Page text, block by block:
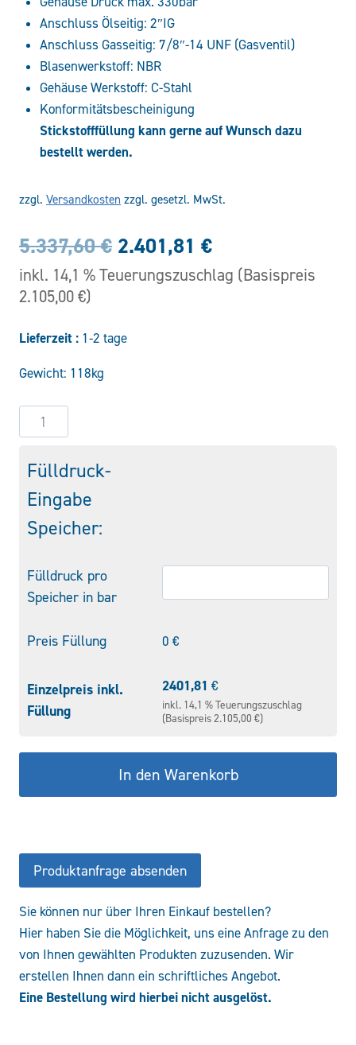
Anschluss Ölseitig: 2″IG
Anschluss Gasseitig: 7/8″-14 UNF (Gasventil)
Blasenwerkstoff: NBR
Gehäuse Werkstoff: C-Stahl
Konformitätsbescheinigung
Stickstofffüllung kann gerne auf Wunsch dazu
bestellt werden.
zzgl. Versandkosten zzgl. gesetzl. MwSt.
5.337,60€ Ursprünglicher
Preis
5.337,60 €
2.401,81 €Aktueller
Preis
inkl. 14,1 % Teuerungszuschlag (Basispreis
2.105,00 €)
Lieferzeit : 1-2 tage
Gewicht: 118kg
Blasenspeicher
SB330-
330A
Menge
Fülldruck-
Eingabe
Speicher:
Fülldruck pro
Speicher in bar
Preis Füllung 0 €
Einzelpreis inkl.
Füllung
2401,81 €
inkl. 14,1 % Teuerungszuschlag
(Basispreis 2.105,00 €)
In den Warenkorb
Produktanfrage absenden
Sie können nur über Ihren Einkauf bestellen?
Hier haben Sie die Möglichkeit, uns eine Anfrage zu den
von Ihnen gewählten Produkten zuzusenden. Wir
erstellen Ihnen dann ein schriftliches Angebot.
Eine Bestellung wird hierbei nicht ausgelöst.